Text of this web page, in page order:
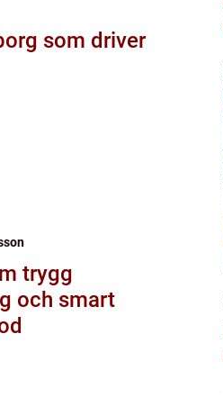
som driver
trygg
och smart